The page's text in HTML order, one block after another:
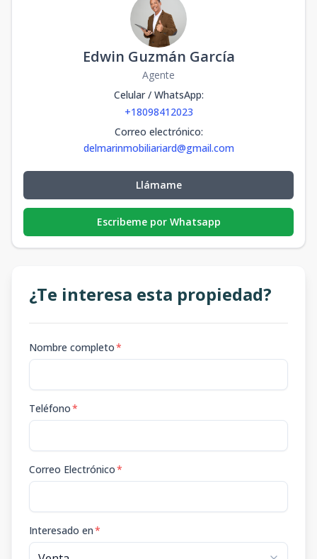
Edwin Guzmán García
Agente
Celular / WhatsApp:
+18098412023
Correo electrónico:
delmarinmobiliariard@gmail.com
Llámame
Escribeme por Whatsapp
¿Te interesa esta propiedad?
Nombre completo*
Teléfono*
Correo Electrónico*
Interesado en*